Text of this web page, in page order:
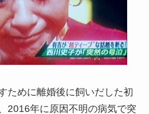
ために離婚後に飼いだした初
2016年に原因不明の病気で突